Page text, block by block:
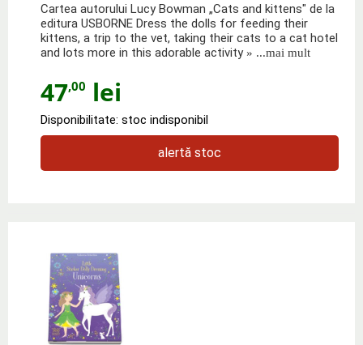
Cartea autorului Lucy Bowman „Cats and kittens" de la
editura USBORNE Dress the dolls for feeding their
kittens, a trip to the vet, taking their cats to a cat hotel
and lots more in this adorable activity» ...mai mult
47,00 lei
Disponibilitate: stoc indisponibil
alertă stoc